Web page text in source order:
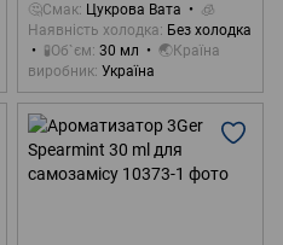
🤔Смак Цукрова Вата
🧊
Наявність холодка
Без холодка
🧪Об`єм 30 мл
🌏Країна
виробник Україна